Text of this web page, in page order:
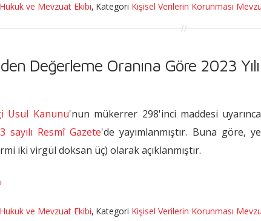
ve Mevzuat Ekibi, Kategori Kişisel Verilerin Korunması
Değerleme Oranına Göre 2023
Usul Kanunu'nun mükerrer 298'inci maddesi
sayılı Resmî Gazete'de yayımlanmıştır. Buna göre,
iki virgül doksan üç) olarak açıklanmıştır.
ve Mevzuat Ekibi, Kategori Kişisel Verilerin Korunması